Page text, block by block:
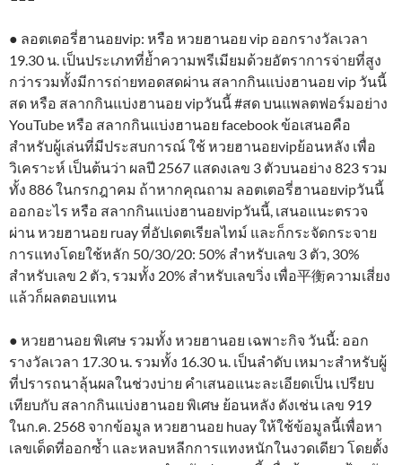
● ลอตเตอรี่ฮานอยvip: หรือ หวยฮานอย vip ออกรางวัลเวลา
19.30 น. เป็นประเภทที่ย้ำความพรีเมียมด้วยอัตราการจ่ายที่สูง
กว่ารวมทั้งมีการถ่ายทอดสดผ่าน สลากกินแบ่งฮานอย vip วันนี้
สด หรือ สลากกินแบ่งฮานอย vipวันนี้ #สด บนแพลตฟอร์มอย่าง
YouTube หรือ สลากกินแบ่งฮานอย facebook ข้อเสนอคือ
สำหรับผู้เล่นที่มีประสบการณ์ ใช้ หวยฮานอยvipย้อนหลัง เพื่อ
วิเคราะห์ เป็นต้นว่า ผลปี 2567 แสดงเลข 3 ตัวบนอย่าง 823 รวม
ทั้ง 886 ในกรกฎาคม ถ้าหากคุณถาม ลอตเตอรี่ฮานอยvipวันนี้
ออกอะไร หรือ สลากกินแบ่งฮานอยvipวันนี้, เสนอแนะตรวจ
ผ่าน หวยฮานอย ruay ที่อัปเดตเรียลไทม์ และก็กระจัดกระจาย
การแทงโดยใช้หลัก 50/30/20: 50% สำหรับเลข 3 ตัว, 30%
สำหรับเลข 2 ตัว, รวมทั้ง 20% สำหรับเลขวิ่ง เพื่อ平衡ความเสี่ยง
แล้วก็ผลตอบแทน
● หวยฮานอย พิเศษ รวมทั้ง หวยฮานอย เฉพาะกิจ วันนี้: ออก
รางวัลเวลา 17.30 น. รวมทั้ง 16.30 น. เป็นลำดับ เหมาะสำหรับผู้
ที่ปรารถนาลุ้นผลในช่วงบ่าย คำเสนอแนะละเอียดเป็น เปรียบ
เทียบกับ สลากกินแบ่งฮานอย พิเศษ ย้อนหลัง ดังเช่น เลข 919
ในก.ค. 2568 จากข้อมูล หวยฮานอย huay ให้ใช้ข้อมูลนี้เพื่อหา
เลขเด็ดที่ออกซ้ำ และหลบหลีกการแทงหนักในงวดเดียว โดยตั้ง